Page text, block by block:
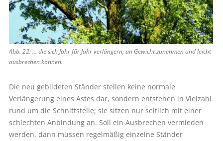
Abb. 22: … die sich Jahr für Jahr verlängern, an Gewicht zunehmen und leicht
ausbrechen können.
Die neu gebildeten Ständer stellen keine normale
Verlängerung eines Astes dar, sondern entstehen in Vielzahl
rund um die Schnittstelle; sie sitzen nur seitlich mit einer
schlechten Anbindung an. Soll ein Ausbrechen vermieden
werden, dann müssen regelmäßig einzelne Ständer